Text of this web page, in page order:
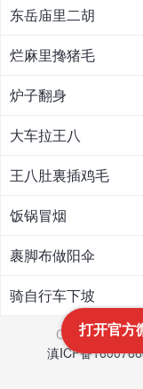
东岳庙里二胡
烂麻里搀猪毛
炉子翻身
大车拉王八
王八肚裏插鸡毛
饭锅冒烟
裹脚布做阳伞
骑自行车下坡
Copyright ©
滇ICP备
打开官方